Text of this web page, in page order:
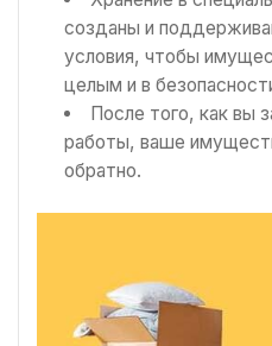
созданы и
условия, чтобы
целым и в
После того, как вы
работы, ваше
обратно.